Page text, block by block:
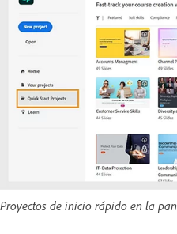
Proyectos de inicio rápido en la